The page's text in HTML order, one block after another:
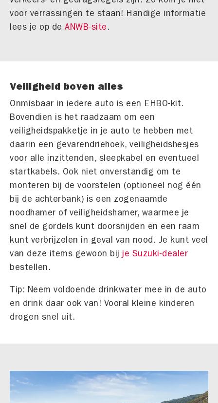
voor verrassingen te staan! Handige informatie
lees je op de ANWB-site.
Veiligheid boven alles
Onmisbaar in iedere auto is een EHBO-kit.
Bovendien is het raadzaam om een
veiligheidspakketje in je auto te hebben met
daarin een gevarendriehoek, veiligheidshesjes
voor alle inzittenden, sleepkabel en eventueel
startkabels. Ook niet onverstandig om te
monteren bij de voorstelen (optioneel nog één
bij de achterbank) is een zogenaamde
noodhamer of veiligheidshamer, waarmee je
snel de gordels kunt doorsnijden en een raam
kunt verbrijzelen in geval van nood. Je kunt veel
van deze items gewoon bij je Suzuki-dealer
bestellen.
Tip: Neem voldoende drinkwater mee in de auto
en drink daar ook van! Vooral kleine kinderen
drogen snel uit.